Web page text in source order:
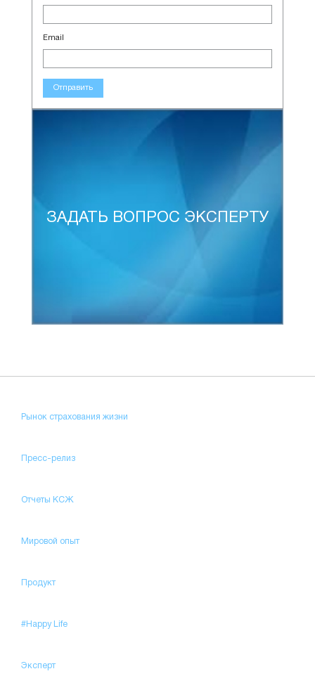
Email
Отправить
ЗАДАТЬ ВОПРОС ЭКСПЕРТУ
Рынок страхования жизни
Пресс-релиз
Отчеты КСЖ
Мировой опыт
Продукт
#Happy Life
Эксперт